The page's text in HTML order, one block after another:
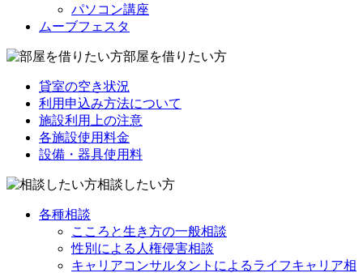
パソコン講座
ムーブフェスタ
部屋を借りたい方
貸室の空き状況
利用申込み方法について
施設利用上の注意
各施設使用料金
設備・器具使用料
相談したい方
各種相談
こころと生き方の一般相談
性別による人権侵害相談
キャリアコンサルタントによるライフキャリア相